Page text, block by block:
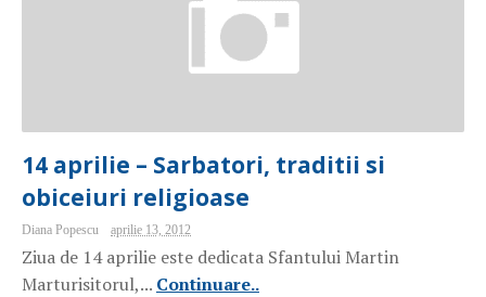
14 aprilie – Sarbatori, traditii si
obiceiuri religioase
Diana Popescu aprilie 13, 2012
Ziua de 14 aprilie este dedicata Sfantului Martin
Marturisitorul,... Continuare..